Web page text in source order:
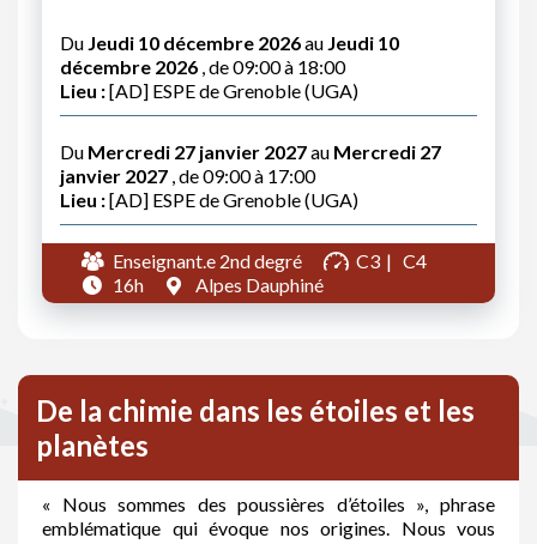
Du Jeudi 10 décembre 2026au Jeudi 10
décembre 2026 , de 09:00 à 18:00
Lieu :[AD] ESPE de Grenoble (UGA)
Du Mercredi 27 janvier 2027au Mercredi 27
janvier 2027 , de 09:00 à 17:00
Lieu :[AD] ESPE de Grenoble (UGA)
Enseignant.e 2nd degré C3
C4
16h
Alpes Dauphiné
De la chimie dans les étoiles et les
planètes
« Nous sommes des poussières d’étoiles », phrase
emblématique qui évoque nos origines. Nous vous